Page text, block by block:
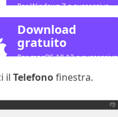
Per Windows 7 o successivo
Download
gratuito
Per macOS 10.12 o successivo
il Telefonofinestra.